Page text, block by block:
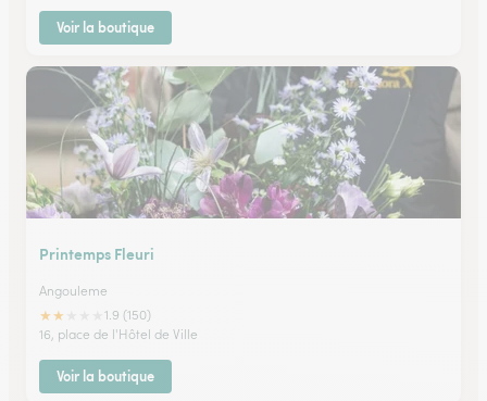
Voir la boutique
Printemps Fleuri
Angouleme
★★
1.9 (150)
16, place de l'Hôtel de Ville
Voir la boutique